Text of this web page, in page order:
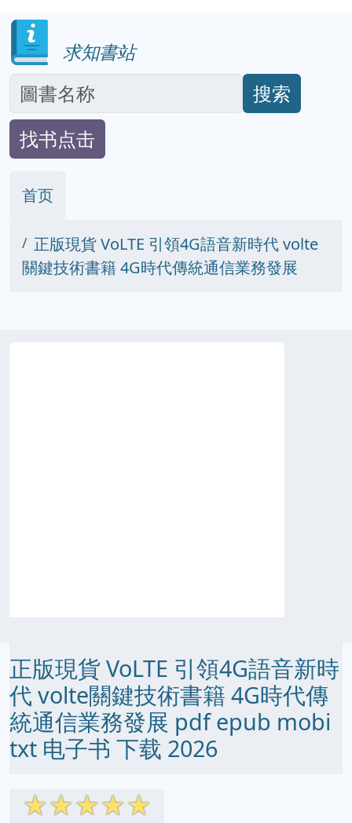
求知書站
搜索
找书点击
首页
正版現貨 VoLTE 引領4G語音新時代 volte
關鍵技術書籍 4G時代傳統通信業務發展
正版現貨 VoLTE 引領4G語音新時
代 volte關鍵技術書籍 4G時代傳
統通信業務發展 pdf epub mobi
txt 电子书 下载 2026
☆☆☆☆☆